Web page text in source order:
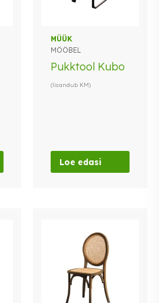
MÜÜK
MÖÖBEL
Pukktool Kubo
(lisandub KM)
Loe edasi